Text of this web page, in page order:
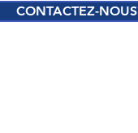
CONTACTEZ-NOUS